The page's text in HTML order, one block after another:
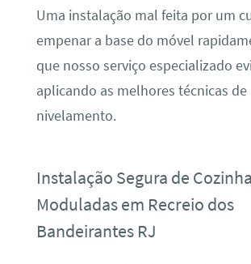
Uma instalação mal feita por um
empenar a base do móvel
que nosso serviço especializado
aplicando as melhores técnicas de
nivelamento.
Instalação Segura de
Moduladas em Recreio dos
Bandeirantes RJ